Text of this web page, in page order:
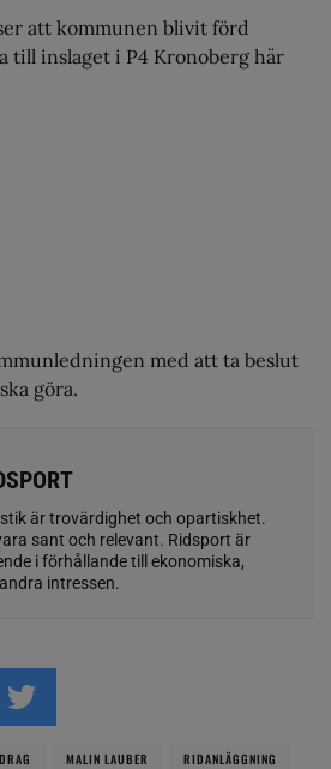
att kommunen blivit förd
till inslaget i P4 Kronoberg här
med att ta beslut
göra.
är trovärdighet och opartiskhet.
sant och relevant. Ridsport är
i förhållande till ekonomiska,
intressen.
MALIN LAUBER RIDANLÄGGNING